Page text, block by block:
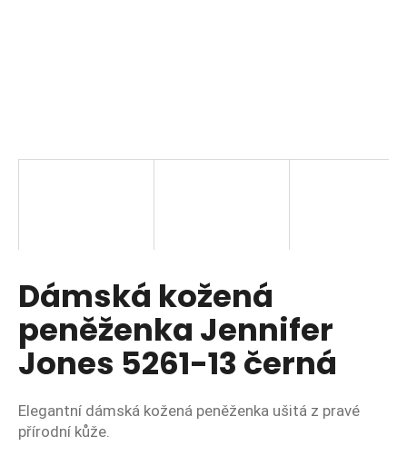
Dámská kožená
peněženka Jennifer
Jones 5261-13 černá
Elegantní dámská kožená peněženka ušitá z pravé
přírodní kůže.
D
o
p
o
r
č
u